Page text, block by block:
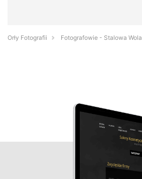
Orły Fotografii Fotografowie - Stalowa Wola